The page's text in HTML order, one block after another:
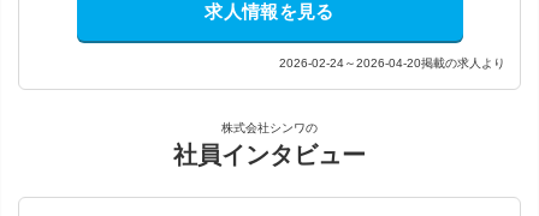
求人情報を見る
2026-02-24～2026-04-20掲載の求人より
株式会社シンワの
社員インタビュー